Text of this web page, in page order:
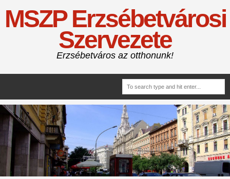
MSZP Erzsébetvárosi
Szervezete
Erzsébetváros az otthonunk!